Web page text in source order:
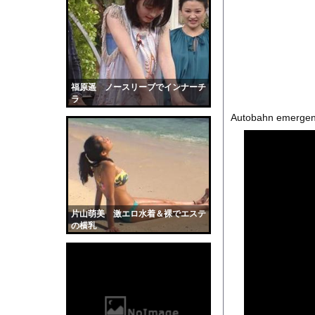
福原遥 ノースリーブでインナーチ
ラ
片山萌美 激エロ水着＆裸でエステ
の横乳
【生尻画像】元
Autobahn